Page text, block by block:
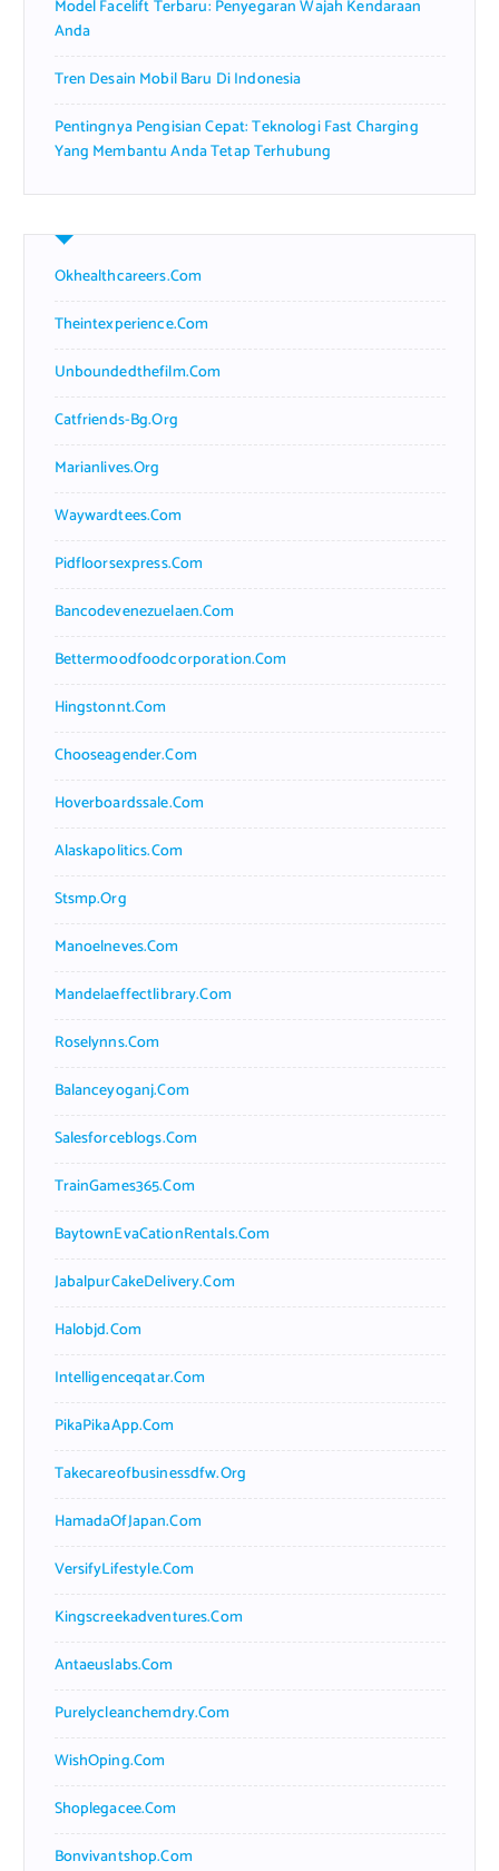
Model Facelift Terbaru: Penyegaran Wajah Kendaraan
Anda
Tren Desain Mobil Baru Di Indonesia
Pentingnya Pengisian Cepat: Teknologi Fast Charging
Yang Membantu Anda Tetap Terhubung
Okhealthcareers.com
Theintexperience.com
Unboundedthefilm.com
Catfriends-Bg.org
Marianlives.org
Waywardtees.com
Pidfloorsexpress.com
Bancodevenezuelaen.com
Bettermoodfoodcorporation.com
Hingstonnt.com
Chooseagender.com
Hoverboardssale.com
Alaskapolitics.com
Stsmp.org
Manoelneves.com
Mandelaeffectlibrary.com
Roselynns.com
Balanceyoganj.com
Salesforceblogs.com
TrainGames365.com
BaytownEvaCationRentals.com
JabalpurCakeDelivery.com
Halobjd.com
Intelligenceqatar.com
PikaPikaApp.com
Takecareofbusinessdfw.org
HamadaOfJapan.com
VersifyLifestyle.com
Kingscreekadventures.com
Antaeuslabs.com
Purelycleanchemdry.com
WishOping.com
Shoplegacee.com
Bonvivantshop.com